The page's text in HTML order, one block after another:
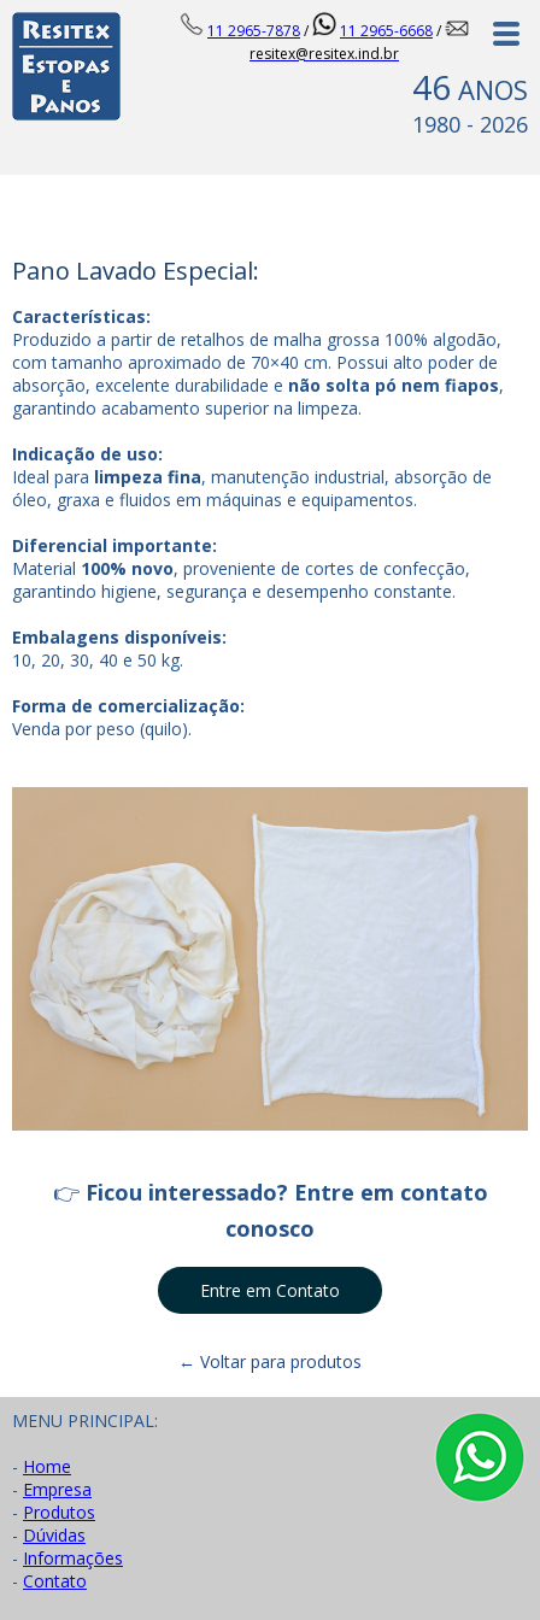
11 2965-7878/ 11 2965-6668/
resitex@resitex.ind.br
46 ANOS
1980 - 2026
Pano Lavado Especial:
Características:
Produzido a partir de retalhos de malha grossa 100% algodão,
com tamanho aproximado de 70×40 cm. Possui alto poder de
absorção, excelente durabilidade e não solta pó nem fiapos,
garantindo acabamento superior na limpeza.
Indicação de uso:
Ideal para limpeza fina, manutenção industrial, absorção de
óleo, graxa e fluidos em máquinas e equipamentos.
Diferencial importante:
Material 100% novo, proveniente de cortes de confecção,
garantindo higiene, segurança e desempenho constante.
Embalagens disponíveis:
10, 20, 30, 40 e 50 kg.
Forma de comercialização:
Venda por peso (quilo).
👉 Ficou interessado? Entre em contato
conosco
Entre em Contato
← Voltar para produtos
MENU PRINCIPAL:
- Home
- Empresa
- Produtos
- Dúvidas
- Informações
- Contato